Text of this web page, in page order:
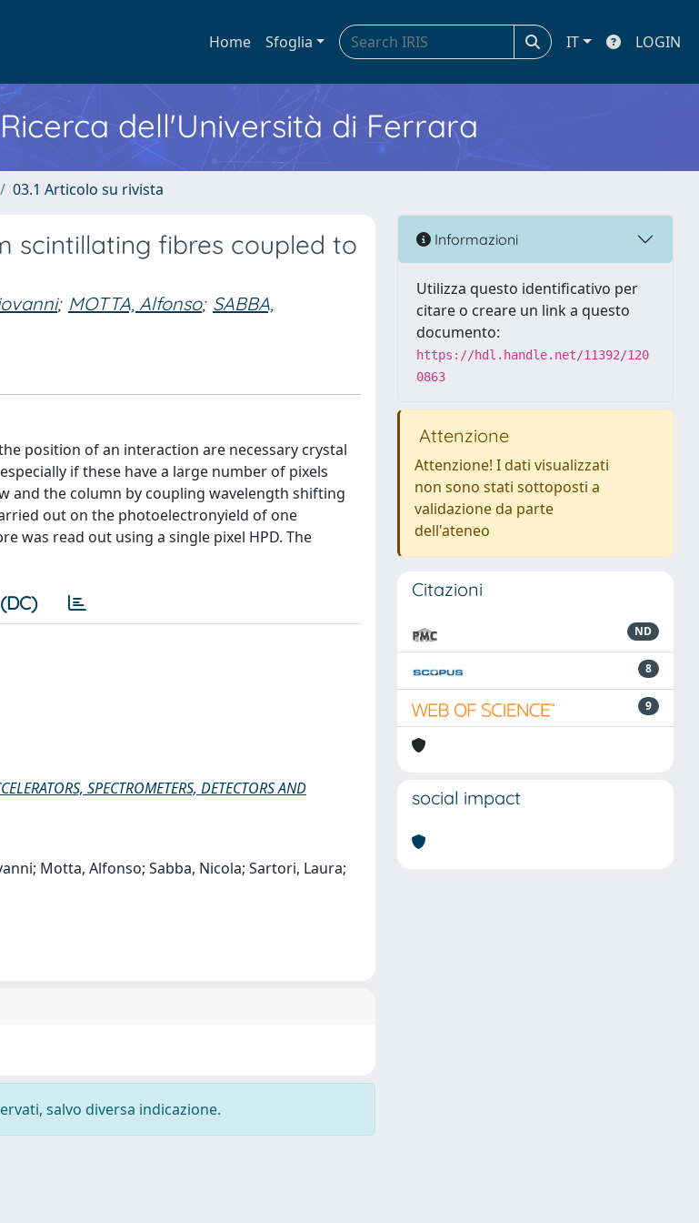
Home Sfoglia IT LOGIN
dell'Università di Ferrara
03.1 Articolo su rivista
scintillating fibres coupled to
; MOTTA, Alfonso; SABBA,
position of an interaction are necessary crystal
if these have a large number of pixels
and the column by coupling wavelength shifting
out on the photoelectronyield of one
was read out using a single pixel HPD. The
SPECTROMETERS, DETECTORS AND
Motta, Alfonso; Sabba, Nicola; Sartori, Laura;
salvo diversa indicazione.
Informazioni
Utilizza questo identificativo per
citare o creare un link a questo
documento:
https://hdl.handle.net/11392/120
0863
Attenzione
Attenzione! I dati visualizzati
non sono stati sottoposti a
validazione da parte
dell'ateneo
Citazioni
ND
8
9
social impact